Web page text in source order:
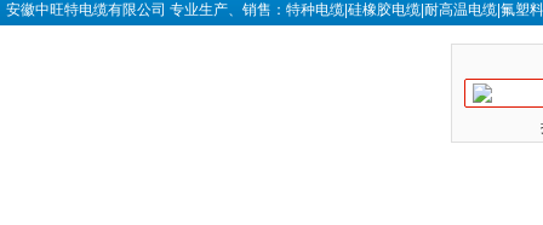
安徽中旺特电缆有限公司 专业生产、销售：特种电缆|硅橡胶电缆|耐高温电缆|氟